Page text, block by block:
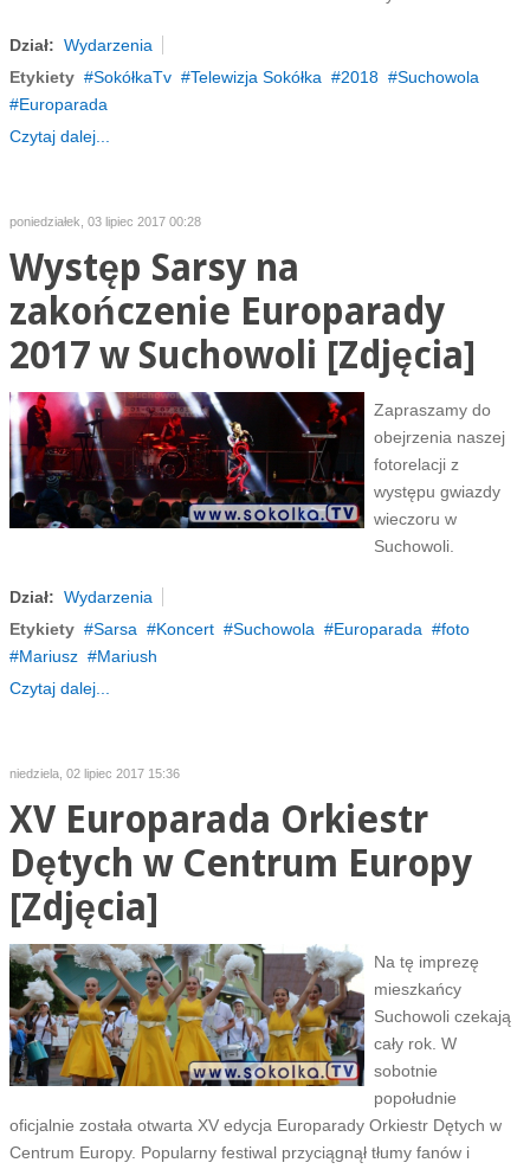
Dział: Wydarzenia
Etykiety
SokółkaTv Telewizja Sokółka 2018
Suchowola
Europarada
Czytaj dalej...
poniedziałek, 03 lipiec 2017 00:28
Występ Sarsy na
zakończenie Europarady
2017 w Suchowoli [Zdjęcia]
Zapraszamy do
obejrzenia naszej
fotorelacji z
występu gwiazdy
wieczoru w
Suchowoli.
Dział: Wydarzenia
Etykiety
Sarsa Koncert Suchowola Europarada
foto
Mariusz
Mariush
Czytaj dalej...
niedziela, 02 lipiec 2017 15:36
XV Europarada Orkiestr
Dętych w Centrum Europy
[Zdjęcia]
Na tę imprezę
mieszkańcy
Suchowoli czekają
cały rok. W
sobotnie
popołudnie
oficjalnie została otwarta XV edycja Europarady Orkiestr Dętych w
Centrum Europy. Popularny festiwal przyciągnął tłumy fanów i